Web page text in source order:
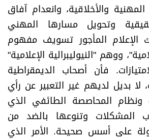
والأخلاقية، وانعدام آفاق
وتحويل مسارها المهني
الإعلام المأجور تسويف مفهوم
ووهم "النيوليبرالية الإعلامية"
فأن أصحاب الديمقراطية
لا بديل لديهم غير التعبير عن رأي
ونظام المحاصصة الطائفي الذي
المشكلات وتنوعها بالضد من
على أسس صحيحة. الأمر الذي